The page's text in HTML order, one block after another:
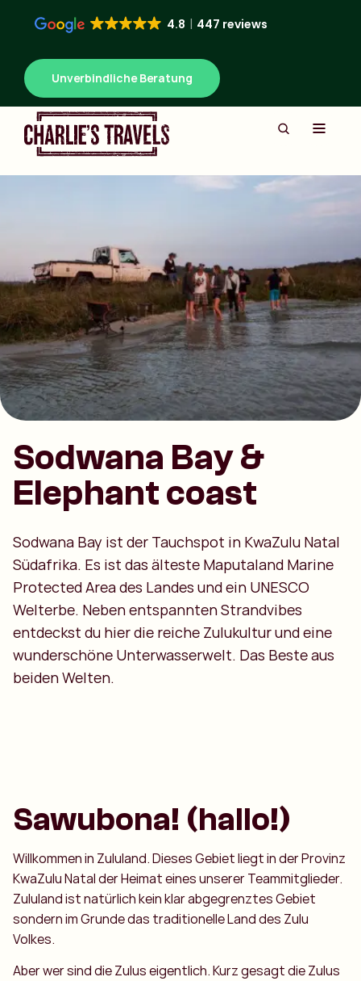
4.8 447 reviews
Unverbindliche Beratung
Sodwana Bay &
Elephant coast
Sodwana Bay ist der Tauchspot in KwaZulu Natal
Südafrika. Es ist das älteste Maputaland Marine
Protected Area des Landes und ein UNESCO
Welterbe. Neben entspannten Strandvibes
entdeckst du hier die reiche Zulukultur und eine
wunderschöne Unterwasserwelt. Das Beste aus
beiden Welten.
Sawubona! (hallo!)
Willkommen in Zululand. Dieses Gebiet liegt in der Provinz
KwaZulu Natal der Heimat eines unserer Teammitglieder.
Zululand ist natürlich kein klar abgegrenztes Gebiet
sondern im Grunde das traditionelle Land des Zulu
Volkes.
Aber wer sind die Zulus eigentlich. Kurz gesagt die Zulus